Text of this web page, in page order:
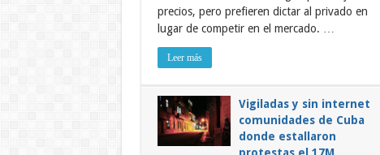
precios, pero prefieren dictar al privado en
lugar de competir en el mercado. …
Leer más
Vigiladas y sin internet
comunidades de Cuba
donde estallaron